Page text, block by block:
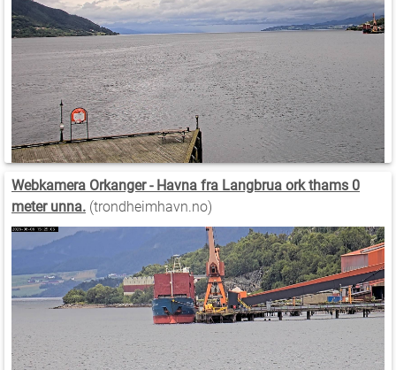
Webkamera Orkanger - Havna fra Langbrua ork thams 0
meter unna. (trondheimhavn.no)